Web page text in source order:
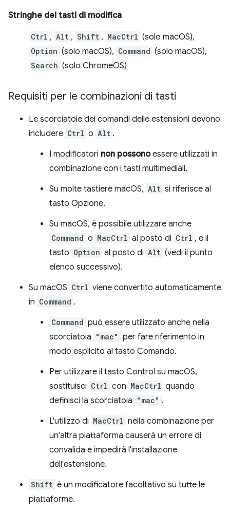
Stringhe dei tasti di modifica
Ctrl , Alt , Shift , MacCtrl (solo macOS),
Option (solo macOS), Command (solo macOS),
Search (solo ChromeOS)
Requisiti per le combinazioni di tasti
Le scorciatoie dei comandi delle estensioni devono
includere Ctrl o Alt .
I modificatori non possonoessere utilizzati in
combinazione con i tasti multimediali.
Su molte tastiere macOS, Alt si riferisce al
tasto Opzione.
Su macOS, è possibile utilizzare anche
Command o MacCtrl al posto di Ctrl , e il
tasto Option al posto di Alt (vedi il punto
elenco successivo).
Su macOS Ctrl viene convertito automaticamente
in Command .
Command può essere utilizzato anche nella
scorciatoia "mac" per fare riferimento in
modo esplicito al tasto Comando.
Per utilizzare il tasto Control su macOS,
sostituisci Ctrl con MacCtrl quando
definisci la scorciatoia "mac" .
L'utilizzo di MacCtrl nella combinazione per
un'altra piattaforma causerà un errore di
convalida e impedirà l'installazione
dell'estensione.
Shift è un modificatore facoltativo su tutte le
piattaforme.